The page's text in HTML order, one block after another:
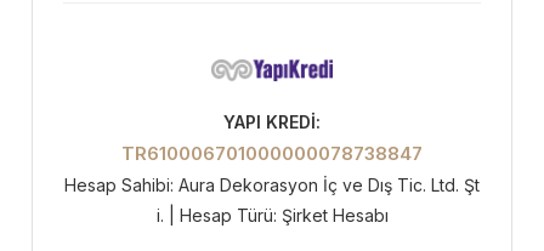
YAPI KREDİ:
TR610006701000000078738847
Hesap Sahibi: Aura Dekorasyon İç ve Dış Tic. Ltd. Şt
i. | Hesap Türü: Şirket Hesabı